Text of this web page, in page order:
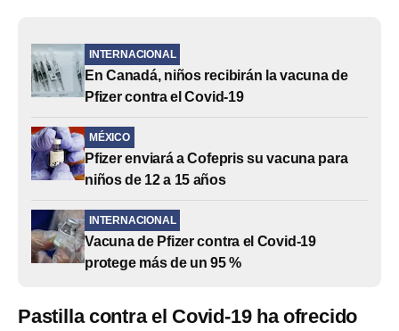
INTERNACIONAL
En Canadá, niños recibirán la vacuna de
Pfizer contra el Covid-19
MÉXICO
Pfizer enviará a Cofepris su vacuna para
niños de 12 a 15 años
INTERNACIONAL
Vacuna de Pfizer contra el Covid-19
protege más de un 95 %
Pastilla contra el Covid-19 ha ofrecido